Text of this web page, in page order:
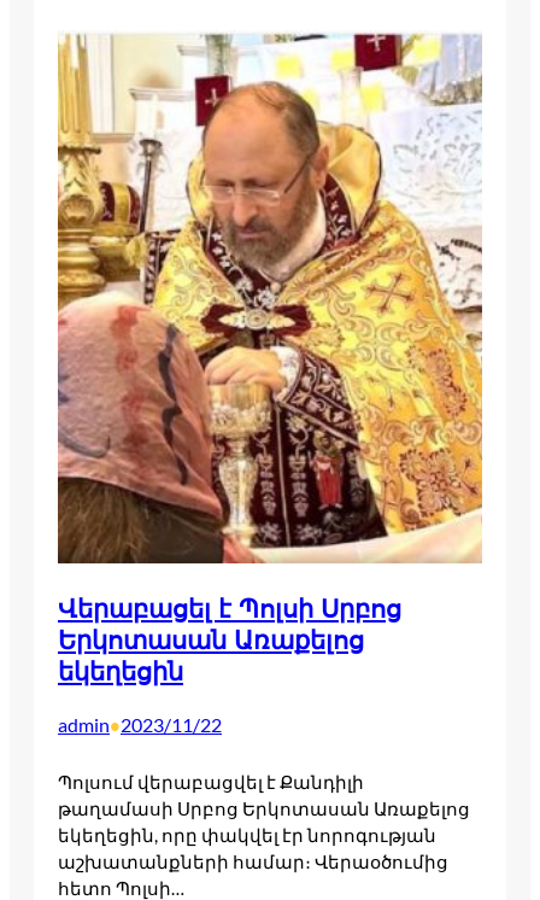
Վերաբացել է Պոլսի Սրբոց
Երկոտասան Առաքելոց
եկեղեցին
admin•2023/11/22
Պոլսում վերաբացվել է Քանդիլի
թաղամասի Սրբոց Երկոտասան Առաքելոց
եկեղեցին, որը փակվել էր նորոգության
աշխատանքների համար։ Վերաօծումից
հետո Պոլսի…